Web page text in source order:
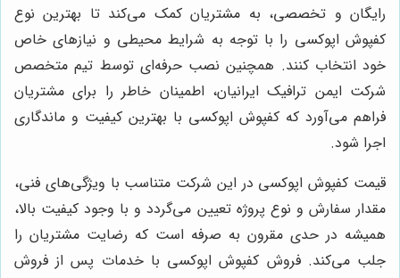
رایگان و تخصصی، به مشتریان کمک می‌کند تا بهترین نوع
کفپوش اپوکسی را با توجه به شرایط محیطی و نیازهای خاص
خود انتخاب کنند. همچنین نصب حرفه‌ای توسط تیم متخصص
شرکت ایمن ترافیک ایرانیان، اطمینان خاطر را برای مشتریان
فراهم می‌آورد که کفپوش اپوکسی با بهترین کیفیت و ماندگاری
اجرا شود.
قیمت کفپوش اپوکسی در این شرکت متناسب با ویژگی‌های فنی،
مقدار سفارش و نوع پروژه تعیین می‌گردد و با وجود کیفیت بالا،
همیشه در حدی مقرون به صرفه است که رضایت مشتریان را
جلب می‌کند. فروش کفپوش اپوکسی با خدمات پس از فروش